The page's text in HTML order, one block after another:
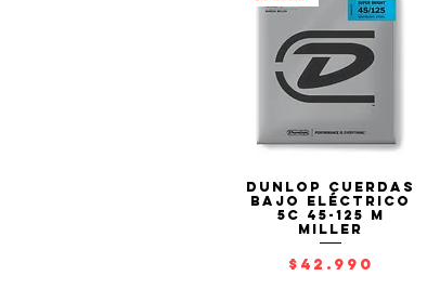
Vista rápida
Dunlop Cuerdas
Bajo Eléctrico
5C 45-125 M
Miller
Precio
$42.990